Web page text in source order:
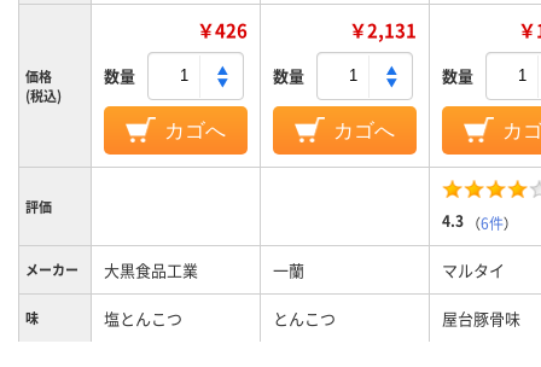
価格
(税込)
￥426
数量
カゴへ
￥2,131
数量
カゴへ
数量
カ
評価
4.3 （6件）
メーカー 大黒食品工業 一蘭 マルタイ
味 塩とんこつ とんこつ 屋台豚骨味